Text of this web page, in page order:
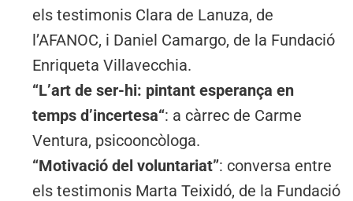
els testimonis Clara de Lanuza, de
l’AFANOC, i Daniel Camargo, de la Fundació
Enriqueta Villavecchia.
“L’art de ser-hi: pintant esperança en
temps d’incertesa“: a càrrec de Carme
Ventura, psicooncòloga.
“Motivació del voluntariat”: conversa entre
els testimonis Marta Teixidó, de la Fundació